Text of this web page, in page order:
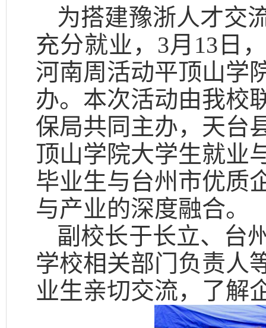
为搭建豫浙人才交
充分就业，3月13日
河南周活动平顶山学
办。本次活动由我校
保局共同主办，天台
顶山学院大学生就业
毕业生与台州市优质
与产业的深度融合。
副校长于长立、台
学校相关部门负责人
业生亲切交流，了解